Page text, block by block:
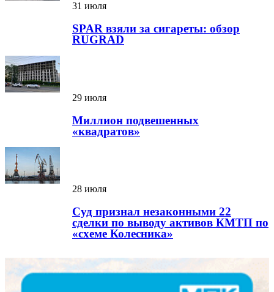
31 июля
SPAR взяли за сигареты: обзор
RUGRAD
29 июля
Миллион подвешенных
«квадратов»
28 июля
Суд признал незаконными 22
сделки по выводу активов КМТП по
«схеме Колесника»